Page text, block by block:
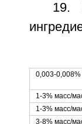
19.
0,003-0,008%
1-3% масс/
1-3% масс/
3-8% масс/